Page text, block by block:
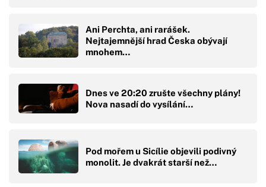
Ani Perchta, ani rarášek.
Nejtajemnější hrad Česka obývají
mnohem…
Dnes ve 20:20 zrušte všechny plány!
Nova nasadí do vysílání…
Pod mořem u Sicílie objevili podivný
monolit. Je dvakrát starší než…